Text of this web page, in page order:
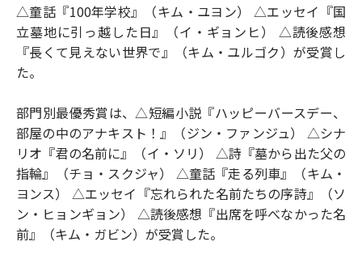
△童話『100年学校』（キム・ユヨン） △エッセイ『国
立墓地に引っ越した日』（イ・ギョンヒ） △読後感想
『長くて見えない世界で』（キム・ユルゴク）が受賞し
た。
部門別最優秀賞は、△短編小説『ハッピーバースデー、
部屋の中のアナキスト！』（ジン・ファンジュ） △シナ
リオ『君の名前に』（イ・ソリ） △詩『墓から出た父の
指輪』（チョ・スクジャ） △童話『走る列車』（キム・
ヨンス） △エッセイ『忘れられた名前たちの序詩』（ソ
ン・ヒョンギョン） △読後感想『出席を呼べなかった名
前』（キム・ガビン）が受賞した。